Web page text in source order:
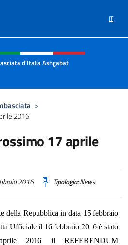
IT
social e menù
d'Italia Ashgabat
>
2016
17 aprile
2016 Tipologia:News
della Repubblica in data 15 febbraio
Ufficiale il 16 febbraio 2016 è stato
2016 il REFERENDUM